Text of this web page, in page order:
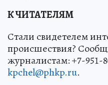
К ЧИТАТЕЛЯМ
Стали свидетелем
происшествия?
журналистам: +7-951-
kpchel@phkp.ru.